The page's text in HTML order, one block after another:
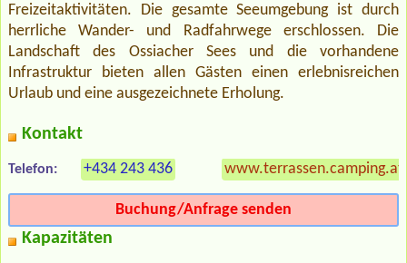
Freizeitaktivitäten. Die gesamte Seeumgebung ist durch
herrliche Wander- und Radfahrwege erschlossen. Die
Landschaft des Ossiacher Sees und die vorhandene
Infrastruktur bieten allen Gästen einen erlebnisreichen
Urlaub und eine ausgezeichnete Erholung.
Kontakt
Telefon: +434 243 436 www.terrassen.camping.at
Buchung/Anfrage senden
Kapazitäten